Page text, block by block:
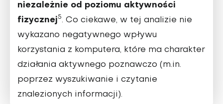
niezależnie od poziomu ak­tywności
fizycznej5. Co ciekawe, w tej analizie nie
wykazano negatywnego wpływu
korzystania z komputera, które ma charakter
działania aktywnego po­znawczo (m.in.
poprzez wyszukiwanie i czytanie
znalezionych informacji).